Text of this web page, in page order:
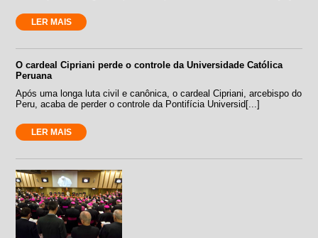
LER MAIS
O cardeal Cipriani perde o controle da Universidade Católica
Peruana
Após uma longa luta civil e canônica, o cardeal Cipriani, arcebispo do
Peru, acaba de perder o controle da Pontifícia Universid[...]
LER MAIS